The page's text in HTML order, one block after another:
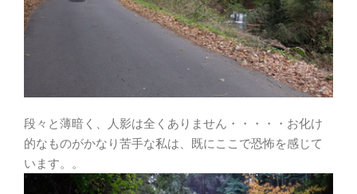
段々と薄暗く、人影は全くありません・・・・・お化け
的なものがかなり苦手な私は、既にここで恐怖を感じて
います。。